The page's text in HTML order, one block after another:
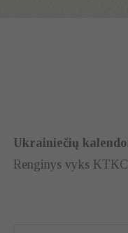
Ukrainiečių
Renginys vyks